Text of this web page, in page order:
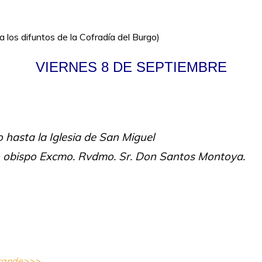
los difuntos de la Cofradía del Burgo)
VIERNES 8 DE SEPTIEMBRE
hasta la Iglesia de San Miguel
Excmo. Rvdmo. Sr. Don Santos Montoya.